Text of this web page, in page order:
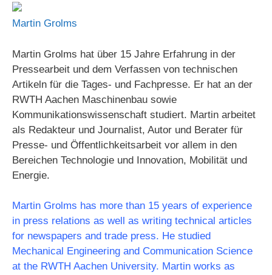
Martin Grolms
Martin Grolms hat über 15 Jahre Erfahrung in der
Pressearbeit und dem Verfassen von technischen
Artikeln für die Tages- und Fachpresse. Er hat an der
RWTH Aachen Maschinenbau sowie
Kommunikationswissenschaft studiert. Martin arbeitet
als Redakteur und Journalist, Autor und Berater für
Presse- und Öffentlichkeitsarbeit vor allem in den
Bereichen Technologie und Innovation, Mobilität und
Energie.
Martin Grolms has more than 15 years of experience
in press relations as well as writing technical articles
for newspapers and trade press. He studied
Mechanical Engineering and Communication Science
at the RWTH Aachen University. Martin works as